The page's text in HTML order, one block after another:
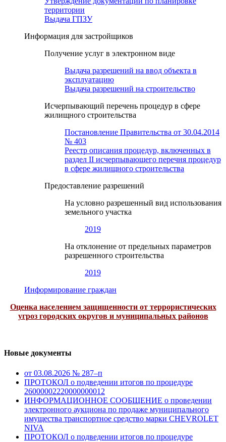
территории
Выдача ГПЗУ
Информация для застройщиков
Получение услуг в электронном виде
Выдача разрешений на ввод объекта в
эксплуатацию
Выдача разрешений на строительство
Исчерпывающий перечень процедур в сфере
жилищного строительства
Постановление Правительства от 30.04.2014
№ 403
Реестр описания процедур, включенных в
раздел II исчерпывающего перечня процедур
в сфере жилищного строительства
Предоставление разрешений
На условно разрешенный вид использования
земельного участка
2019
На отклонение от предельных параметров
разрешенного строительства
2019
Информирование граждан
Оценка населением защищенности от террористических
угроз городских округов и муниципальных районов
Новые документы
от 03.08.2026 № 287–п
ПРОТОКОЛ о подведении итогов по процедуре
26000002220000000012
ИНФОРМАЦИОННОЕ СООБЩЕНИЕ о проведении
электронного аукциона по продаже муниципального
имущества транспортное средство марки CHEVROLET
NIVA
ПРОТОКОЛ о подведении итогов по процедуре